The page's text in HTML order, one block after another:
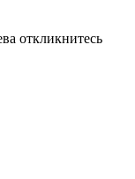
откликнитесь